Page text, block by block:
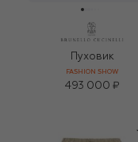
Пуховик
FASHION SHOW
493 000 ₽